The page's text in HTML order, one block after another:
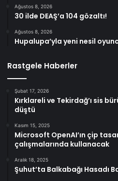
Ağustos 8, 2026
30 ilde DEAŞ’a 104 gözaltı!
Ağustos 8, 2026
Hupalupa’yla yeni nesil
Rastgele Haberler
Şubat 17, 2026
Kırklareli ve Tekirdağ’ı sis
düştü
Kasım 15, 2025
Microsoft OpenAI’ın çip
çalışmalarında kullanacak
Aralık 18, 2025
Şuhut’ta Balkabağı Hasadı